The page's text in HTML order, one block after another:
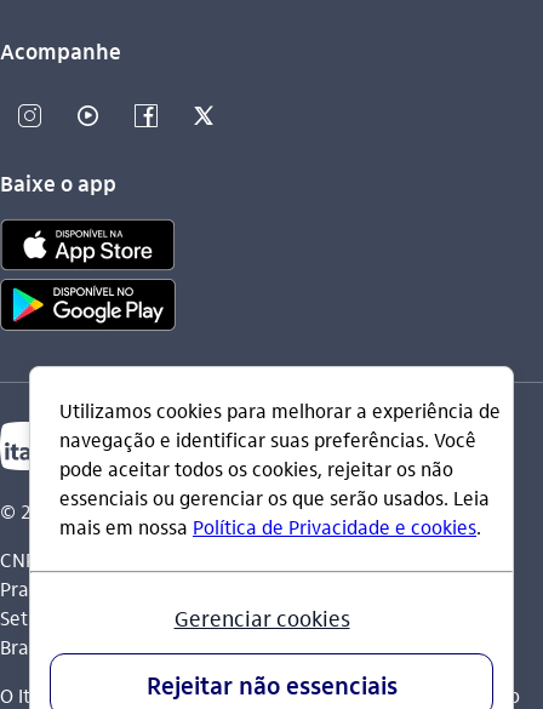
Acompanhe
instagram_outline video_outline facebook_outline twitter_outline
Baixe o app
© 2026 Itaú Unibanco Holding S.A.
CNPJ: 60.872.504/0001-23
Praça Alfredo Egydio de Souza Aranha, 100, Torre Olavo
Setubal, Parque Jabaquara - CEP 04344-902 - São Paulo -
Brasil.
O Itaú Unibanco Holding S.A. é integrante do Conglomerado